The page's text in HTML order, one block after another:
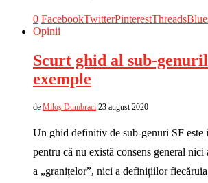
0 FacebookTwitterPinterestThreads
Opinii
Scurt ghid al sub-
exemple
de Miloș Dumbraci 23 august 2020
Un ghid definitiv de sub-genuri SF este
pentru că nu există consens general
a „granițelor”, nici a definițiilor